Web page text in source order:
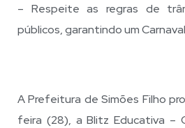
– Respeite as regras de
públicos, garantindo um
A Prefeitura de Simões Filho
feira (28), a Blitz Educativa –